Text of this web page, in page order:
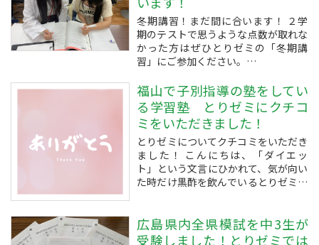
復習を行い ➡ 身についたか確認
し ➡ できる...
冬期講習！まだ間に合います！ ２学
期のテストで思うような点数が取れな
かった方はぜひとりゼミの「冬期講
習」にご参加ください。
年１月７日）に行わせていただく予定
の「冬期講習会」では、今までに学習
した内容で十分に理解できていない箇
所の、
復習を行い ➡ 身に...
福山で子別指導の塾をしてい
る学習塾 とりゼミにクチコ
ミをいただきました！
とりゼミについてクチコミをいただき
ました！ こんにちは、「ダイエッ
ト」という文言にひかれて、気が向い
た時だけ黒酢を飲んでいるとりゼミの
とりゼミのGoogleビジネスのページ
にクチコミをいただきました！ありが
広島県内全県模試を中3生が
受験しました！とりゼミでは